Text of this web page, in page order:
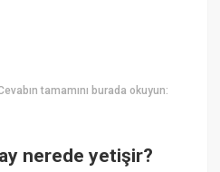
tamamını burada okuyun:
nerede yetişir?